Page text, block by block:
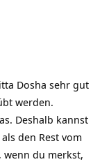
Dosha sehr gut
werden.
Deshalb kannst
den Rest vom
wenn du merkst,